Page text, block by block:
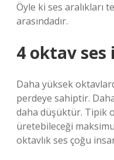
Öyle ki ses aralıkları
arasındadır.
4 oktav ses
Daha yüksek
perdeye sahiptir.
daha düşüktür. Tipik
üretebileceği
oktavlık ses çoğu